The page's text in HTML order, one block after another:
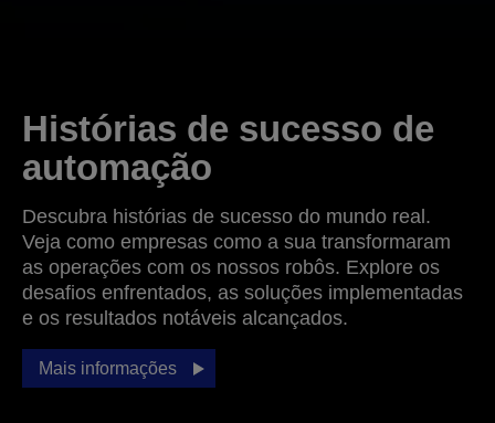
Histórias de sucesso de
automação
Descubra histórias de sucesso do mundo real.
Veja como empresas como a sua transformaram
as operações com os nossos robôs. Explore os
desafios enfrentados, as soluções implementadas
e os resultados notáveis alcançados.
Mais informações